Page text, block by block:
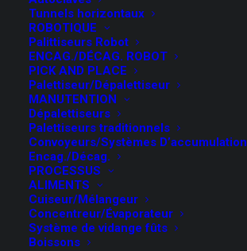
Tunnels horizontaux
ROBOTIQUE
Palittiseurs Robot
ENCAG./DÉCAG. ROBOT
PICK AND PLACE
Palettiseur/Dépalettiseur
MANUTENTION
Dépalettiseurs
Palettiseurs traditionnels
Convoyeurs/Systèmes D’accumulation
Encag./Décag.
PROCESSUS
ALIMENTS
Cuiseur/Mélangeur
Concentreur/Évaporateur
Système de vidange fûts
Boissons